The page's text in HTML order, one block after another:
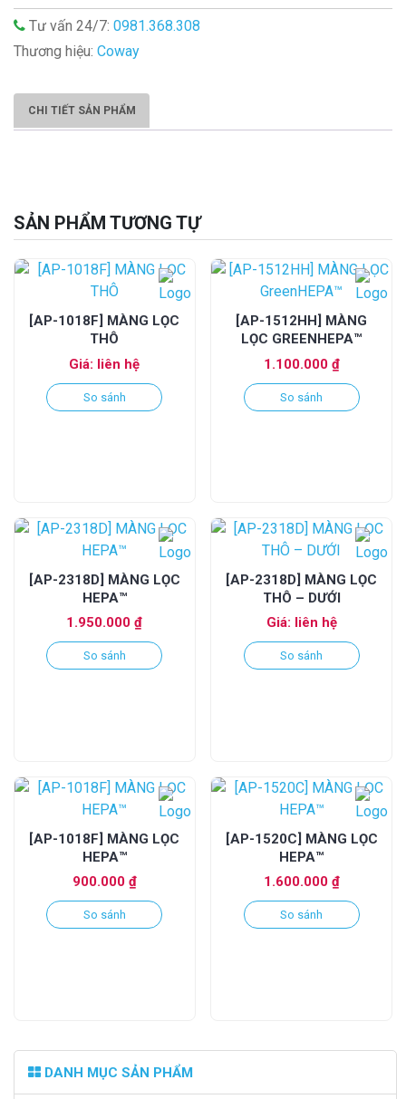
Tư vấn 24/7: 0981.368.308
Thương hiệu: Coway
CHI TIẾT SẢN PHẨM
SẢN PHẨM TƯƠNG TỰ
[AP-1018F] MÀNG LỌC
THÔ
Giá: liên hệ
So sánh
[AP-1512HH] MÀNG
LỌC GREENHEPA™
1.100.000 ₫
So sánh
[AP-2318D] MÀNG LỌC
HEPA™
1.950.000₫
So sánh
[AP-2318D] MÀNG LỌC
THÔ – DƯỚI
Giá: liên hệ
So sánh
[AP-1018F] MÀNG LỌC
HEPA™
900.000 ₫
So sánh
[AP-1520C] MÀNG LỌC
HEPA™
1.600.000 ₫
So sánh
DANH MỤC SẢN PHẨM